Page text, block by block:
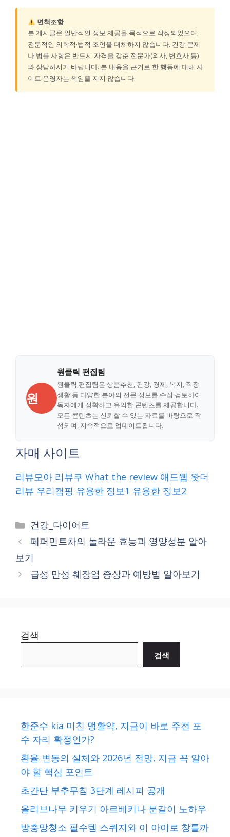
면책조항
본 게시글은 일반적인 정보 제공을 목적으로 작성되었으며,
전문적인 의학적·법적 조언을 대체하지 않습니다. 건강 문제
나 법률 사항은 반드시 자격을 갖춘 전문가(의사, 변호사 등)
와 상담하시기 바랍니다. 본 내용을 근거로 한 행동에 대해 사
이트 운영자는 책임을 지지 않습니다.
원
원클릭 편집팀
원클릭 편집팀은 상품추천, 건강, 경제, 복지, 직장
생활 등 다양한 분야의 전문 정보를 수집·검토하여
독자에게 정확하고 유익한 콘텐츠를 제공합니다.
모든 콘텐츠는 신뢰할 수 있는 자료를 바탕으로 작
성되며, 지속적으로 업데이트됩니다.
자매 사이트
리뷰모아 리뷰쿠 What the review 애드웹 왓더
리뷰 우리캠핑 유용한 정보1 유용한 정보2
Categories
건강_다이어트
페퍼민트차의 놀라운 효능과 영양성분 알아
보기
급성 만성 췌장염 증상과 예방법 알아보기
검색
검색
한준수 kia 미친 맹활약, 지금이 바로 주전 포
수 자리 확정인가?
환율 변동의 실체와 2026년 전망, 지금 꼭 알아
야 할 핵심 포인트
초간단 부추무침 3단계 레시피 공개
올리브나무 키우기 아르베키나 분갈이 노하우
방충망청소 필수템 스퀴지와 이 아이로 창틀까